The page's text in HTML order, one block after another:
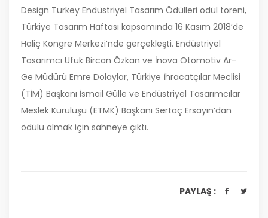
Design Turkey Endüstriyel Tasarım Ödülleri ödül töreni,
Türkiye Tasarım Haftası kapsamında 16 Kasım 2018’de
Haliç Kongre Merkezi’nde gerçekleşti. Endüstriyel
Tasarımcı Ufuk Bircan Özkan ve İnova Otomotiv Ar-
Ge Müdürü Emre Dolaylar, Türkiye İhracatçılar Meclisi
(TİM) Başkanı İsmail Gülle ve Endüstriyel Tasarımcılar
Meslek Kuruluşu (ETMK) Başkanı Sertaç Ersayın’dan
ödülü almak için sahneye çıktı.
PAYLAŞ :